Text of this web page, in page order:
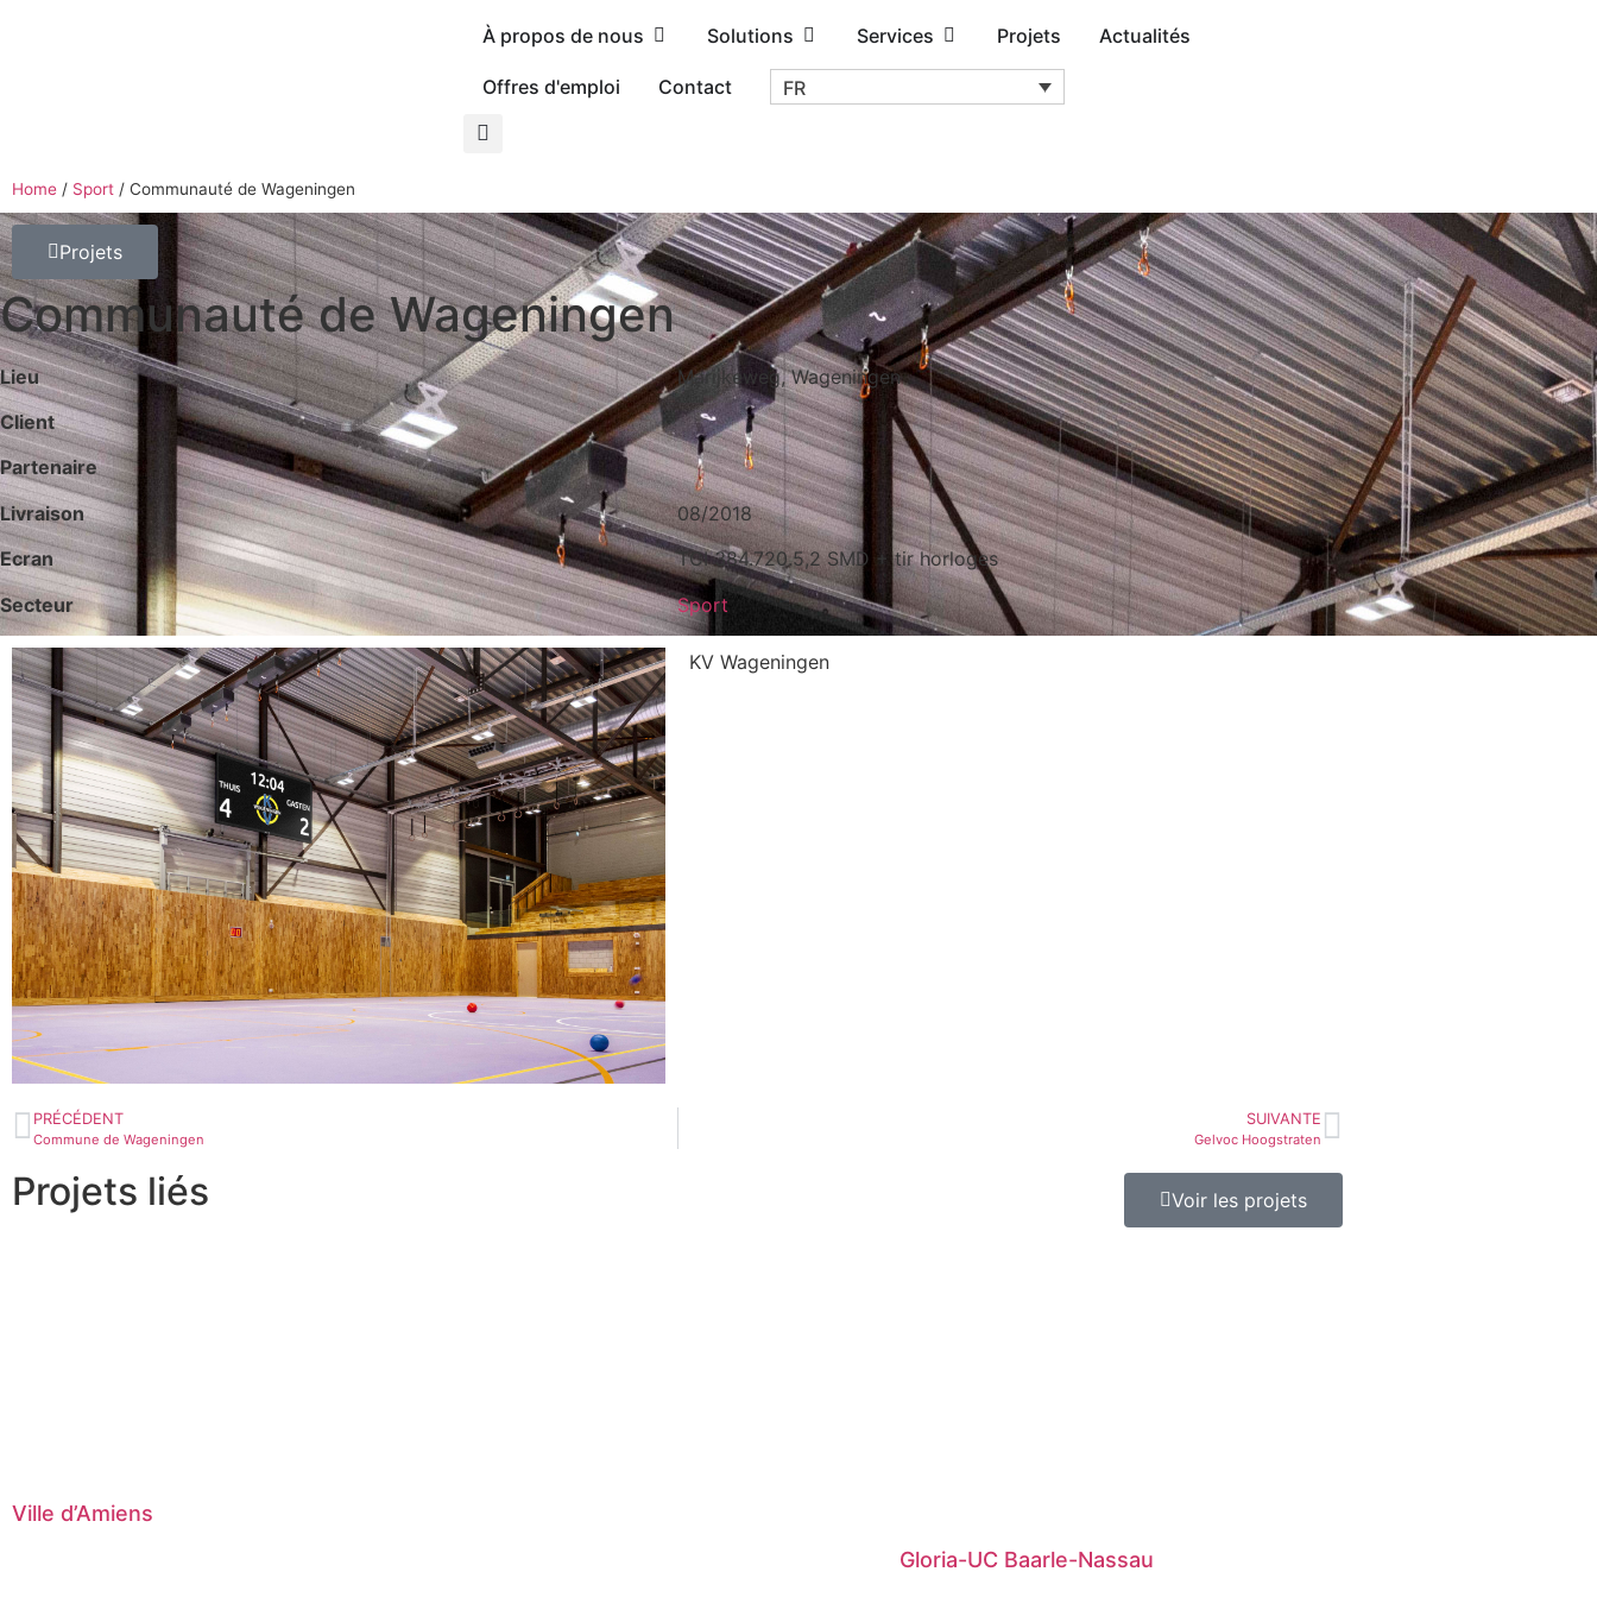
À propos de nous Solutions Services Projets Actualités
Offres d'emploi Contact FR
Home / Sport / Communauté de Wageningen
Projets
Communauté de Wageningen
Lieu
Marijkeweg, Wageningen
Client
Partenaire
Livraison
08/2018
Ecran
TCI 384.720.5,2 SMD + tir horloges
Secteur
Sport
KV Wageningen
PRÉCÉDENT
Commune de Wageningen
SUIVANTE
Gelvoc Hoogstraten
Projets liés Voir les projets
Ville d’Amiens
Gloria-UC Baarle-Nassau